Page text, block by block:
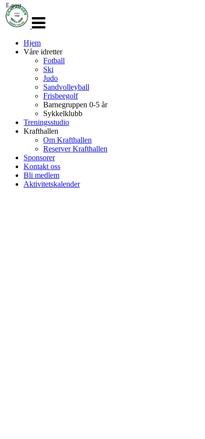
navigasjon
Hjem
Våre idretter
Fotball
Ski
Judo
Sandvolleyball
Frisbeegolf
Barnegruppen 0-5 år
Sykkelklubb
Treningsstudio
Krafthallen
Om Krafthallen
Reserver Krafthallen
Sponsorer
Kontakt oss
Bli medlem
Aktivitetskalender
E-post